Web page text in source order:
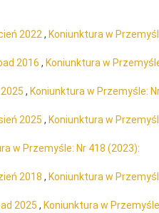
2022 , Koniunktura w
2016 , Koniunktura w
, Koniunktura w Przemyśle:
2025 , Koniunktura w
w Przemyśle: Nr 418 (2023):
2018 , Koniunktura w
2025 , Koniunktura w